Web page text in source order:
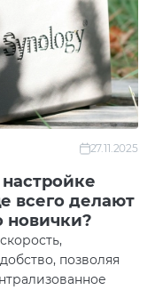
протоколы
27.11.2025
всего делают
новички?
позволяя